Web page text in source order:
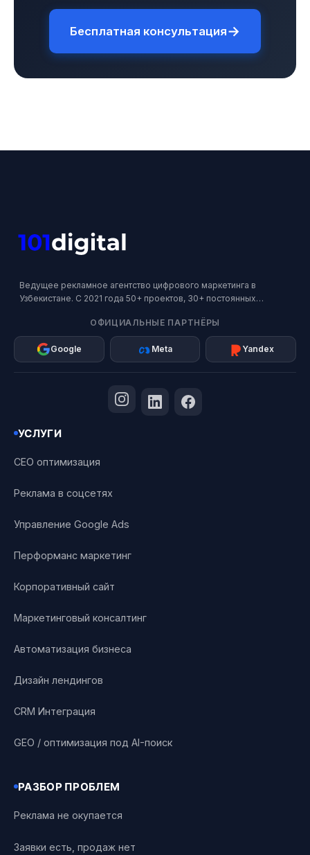
Бесплатная консультация→
Ведущее рекламное агентство цифрового маркетинга в
Узбекистане. С 2021 года 50+ проектов, 30+ постоянных
ОФИЦИАЛЬНЫЕ ПАРТНЁРЫ
Google Meta Yandex
УСЛУГИ
СЕО оптимизация
Реклама в соцсетях
Управление Google Ads
Перформанс маркетинг
Корпоративный сайт
Маркетинговый консалтинг
Автоматизация бизнеса
Дизайн лендингов
CRM Интеграция
GEO / оптимизация под AI-поиск
РАЗБОР ПРОБЛЕМ
Реклама не окупается
Заявки есть, продаж нет